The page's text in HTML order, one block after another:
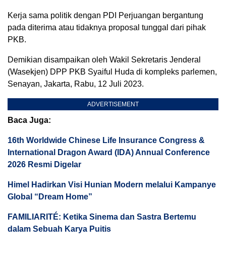
Kerja sama politik dengan PDI Perjuangan bergantung
pada diterima atau tidaknya proposal tunggal dari pihak
PKB.
Demikian disampaikan oleh Wakil Sekretaris Jenderal
(Wasekjen) DPP PKB Syaiful Huda di kompleks parlemen,
Senayan, Jakarta, Rabu, 12 Juli 2023.
ADVERTISEMENT
Baca Juga:
16th Worldwide Chinese Life Insurance Congress &
International Dragon Award (IDA) Annual Conference
2026 Resmi Digelar
Himel Hadirkan Visi Hunian Modern melalui Kampanye
Global “Dream Home”
FAMILIARITÉ: Ketika Sinema dan Sastra Bertemu
dalam Sebuah Karya Puitis